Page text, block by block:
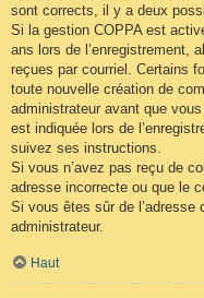
sont corrects, il y a deux
Si la gestion COPPA est
ans lors de l’enregistrement,
reçues par courriel. Certains
toute nouvelle création de
administrateur avant que
est indiquée lors de
suivez ses instructions.
Si vous n’avez pas reçu de
adresse incorrecte ou que le
Si vous êtes sûr de l’adresse
administrateur.
Haut